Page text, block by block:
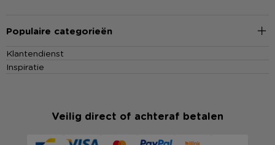
Populaire categorieën
Klantendienst
Inspiratie
Veilig direct of achteraf betalen